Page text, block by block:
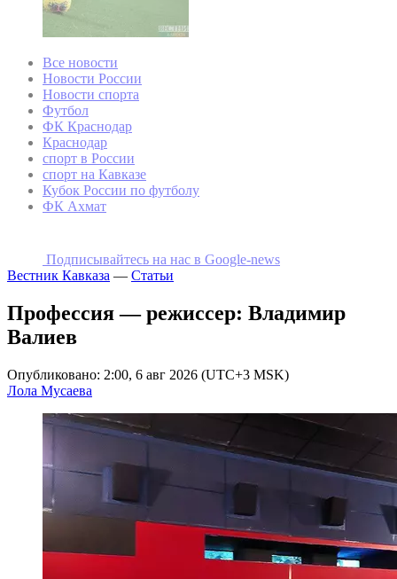
Все новости
Новости России
Новости спорта
Футбол
ФК Краснодар
Краснодар
спорт в России
спорт на Кавказе
Кубок России по футболу
ФК Ахмат
Подписывайтесь на наc в Google-news
Вестник Кавказа — Статьи
Профессия — режиссер: Владимир
Валиев
Опубликовано: 2:00, 6 авг 2026 (UTC+3 MSK)
Лола Мусаева